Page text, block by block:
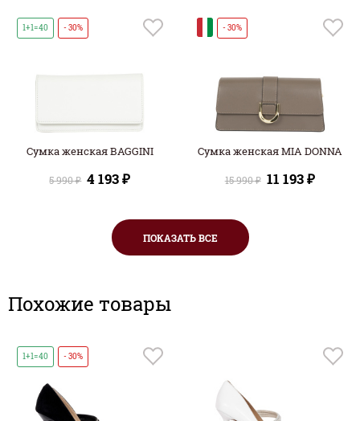
1+1=40 - 30%
Сумка женская BAGGINI
5 990 ₽ 4 193 ₽
- 30%
Сумка женская MIA DONNA
15 990 ₽ 11 193 ₽
ПОКАЗАТЬ ВСЕ
Похожие товары
1+1=40 - 30%